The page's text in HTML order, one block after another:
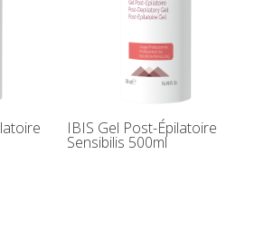
IBIS Gel Post-Épilatoire
Sensibilis 500ml